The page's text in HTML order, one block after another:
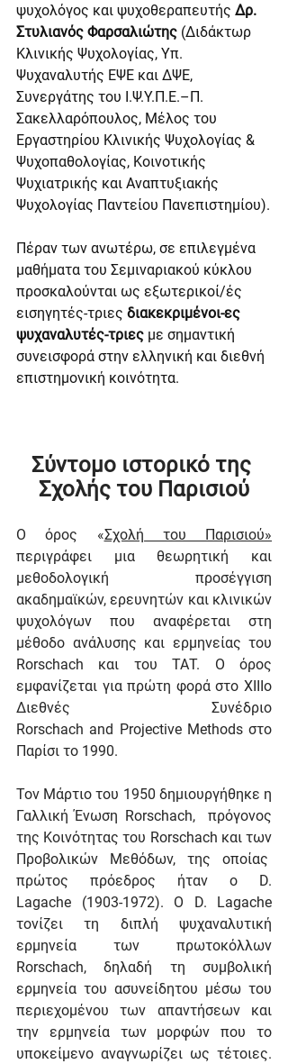
ψυχολόγος και ψυχοθεραπευτής Δρ.
Στυλιανός Φαρσαλιώτης (Διδάκτωρ
Κλινικής Ψυχολογίας, Υπ.
Ψυχαναλυτής ΕΨΕ και ΔΨΕ,
Συνεργάτης του Ι.Ψ.Υ.Π.Ε.–Π.
Σακελλαρόπουλος, Μέλος του
Εργαστηρίου Κλινικής Ψυχολογίας &
Ψυχοπαθολογίας, Κοινοτικής
Ψυχιατρικής και Αναπτυξιακής
Ψυχολογίας Παντείου Πανεπιστημίου).
Πέραν των ανωτέρω, σε επιλεγμένα
μαθήματα του Σεμιναριακού κύκλου
προσκαλούνται ως εξωτερικοί/ές
εισηγητές-τριες διακεκριμένοι-ες
ψυχαναλυτές-τριες με σημαντική
συνεισφορά στην ελληνική και διεθνή
επιστημονική κοινότητα.
Σύντομο ιστορικό της
Σχολής του Παρισιού
Ο όρος «Σχολή του Παρισιού»
περιγράφει μια θεωρητική και
μεθοδολογική προσέγγιση
ακαδημαϊκών, ερευνητών και κλινικών
ψυχολόγων που αναφέρεται στη
μέθοδο ανάλυσης και ερμηνείας του
Rorschach και του ΤΑΤ. Ο όρος
εμφανίζεται για πρώτη φορά στο XIIIο
Διεθνές Συνέδριο
Rorschach and Projective Methods στο
Παρίσι το 1990.
Τον Μάρτιο του 1950 δημιουργήθηκε η
Γαλλική Ένωση Rorschach,  πρόγονος
της Κοινότητας του Rorschach και των
Προβολικών Μεθόδων, της οποίας
πρώτος πρόεδρος ήταν ο D.
Lagache (1903-1972). Ο D. Lagache
τονίζει τη διπλή ψυχαναλυτική
ερμηνεία των πρωτοκόλλων
Rorschach, δηλαδή τη συμβολική
ερμηνεία του ασυνείδητου μέσω του
περιεχομένου των απαντήσεων και
την ερμηνεία των μορφών που το
υποκείμενο αναγνωρίζει ως τέτοιες.